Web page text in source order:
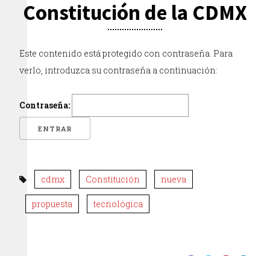
Constitución de la CDMX
Este contenido está protegido con contraseña. Para
verlo, introduzca su contraseña a continuación:
Contraseña:
cdmx Constitución nueva
propuesta tecnológica